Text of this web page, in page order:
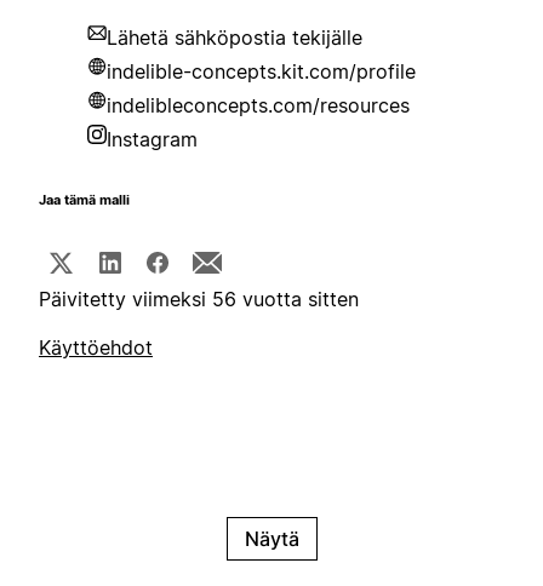
Lähetä sähköpostia tekijälle
indelible-concepts.kit.com/profile
indelibleconcepts.com/resources
Instagram
Jaa tämä malli
Päivitetty viimeksi 56 vuotta sitten
Käyttöehdot
Näytä